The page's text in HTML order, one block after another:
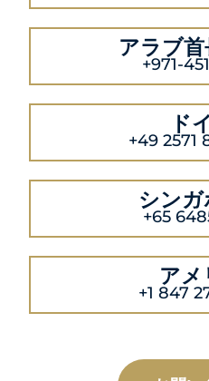
アラブ
+971-
ド
+49 2571
シン
+65
アメ
+1 847